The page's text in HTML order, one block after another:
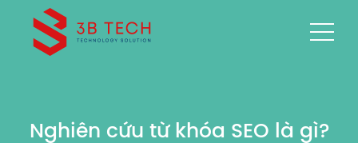
Nghiên cứu từ khóa SEO là gì?